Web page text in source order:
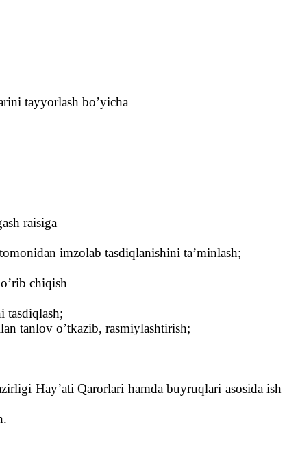
tayyorlash bo’yicha
raisiga
imzolab tasdiqlanishini ta’minlash;
chiqish
tasdiqlash;
tanlov o’tkazib, rasmiylashtirish;
Hay’ati Qarorlari hamda buyruqlari asosida ish